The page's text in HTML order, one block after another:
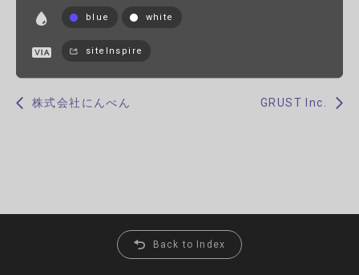
blue white
siteInspire
株式会社にんべん GRUST Inc.
Back to Index